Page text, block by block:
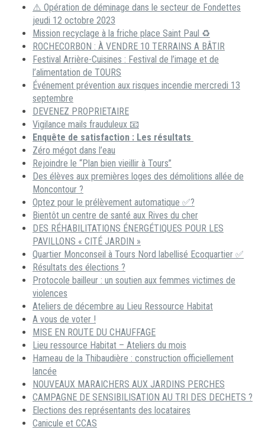
⚠️ Opération de déminage dans le secteur de Fondettes
jeudi 12 octobre 2023
Mission recyclage à la friche place Saint Paul ♻️
ROCHECORBON : À VENDRE 10 TERRAINS A BÂTIR
Festival Arrière-Cuisines : Festival de l’image et de
l’alimentation de TOURS
Événement prévention aux risques incendie mercredi 13
septembre
DEVENEZ PROPRIETAIRE
Vigilance mails frauduleux 📧
Enquête de satisfaction : Les résultats
Zéro mégot dans l’eau
Rejoindre le “Plan bien vieillir à Tours”
Des élèves aux premières loges des démolitions allée de
Moncontour ?
Optez pour le prélèvement automatique ✅?
Bientôt un centre de santé aux Rives du cher
DES RÉHABILITATIONS ÉNERGÉTIQUES POUR LES
PAVILLONS « CITÉ JARDIN »
Quartier Monconseil à Tours Nord labellisé Ecoquartier ✅
Résultats des élections ?
Protocole bailleur : un soutien aux femmes victimes de
violences
Ateliers de décembre au Lieu Ressource Habitat
A vous de voter !
MISE EN ROUTE DU CHAUFFAGE
Lieu ressource Habitat – Ateliers du mois
Hameau de la Thibaudière : construction officiellement
lancée
NOUVEAUX MARAICHERS AUX JARDINS PERCHES
CAMPAGNE DE SENSIBILISATION AU TRI DES DECHETS ?
Elections des représentants des locataires
Canicule et CCAS